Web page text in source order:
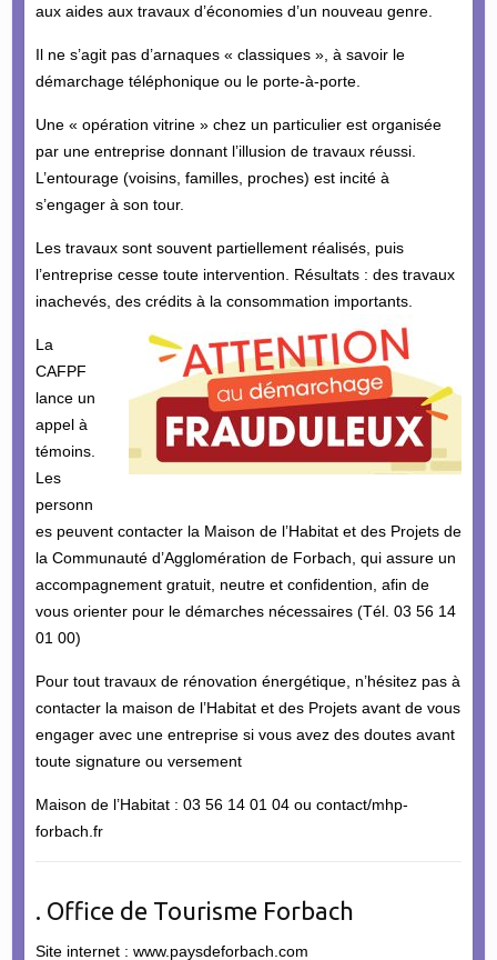
aux aides aux travaux d’économies d’un nouveau genre.
Il ne s’agit pas d’arnaques « classiques », à savoir le
démarchage téléphonique ou le porte-à-porte.
Une « opération vitrine » chez un particulier est organisée
par une entreprise donnant l’illusion de travaux réussi.
L’entourage (voisins, familles, proches) est incité à
s’engager à son tour.
Les travaux sont souvent partiellement réalisés, puis
l’entreprise cesse toute intervention. Résultats : des travaux
inachevés, des crédits à la consommation importants.
La
CAFPF
lance un
appel à
témoins.
Les
personn
es peuvent contacter la Maison de l’Habitat et des Projets de
la Communauté d’Agglomération de Forbach, qui assure un
accompagnement gratuit, neutre et confidention, afin de
vous orienter pour le démarches nécessaires (Tél. 03 56 14
01 00)
Pour tout travaux de rénovation énergétique, n’hésitez pas à
contacter la maison de l’Habitat et des Projets avant de vous
engager avec une entreprise si vous avez des doutes avant
toute signature ou versement
Maison de l’Habitat : 03 56 14 01 04 ou contact/mhp-
forbach.fr
. Office de Tourisme Forbach
Site internet : www.paysdeforbach.com